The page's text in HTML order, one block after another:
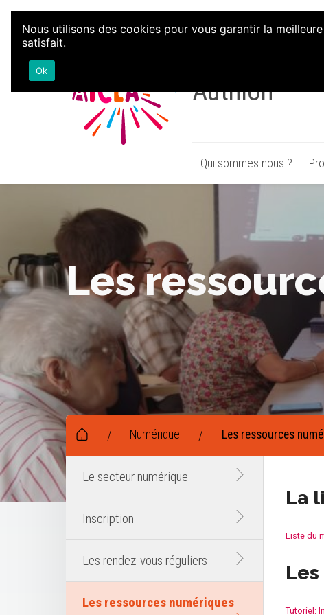
Aller au contenu
Authion
Qui sommes nous ?
Les
/ Numérique / Les ressources
Le secteur numérique
Inscription
Les rendez-vous réguliers
Les ressources numériques
La
Liste du
Tutoriel:
Nous utilisons des cookies pour vous garantir la
satisfait.
Ok